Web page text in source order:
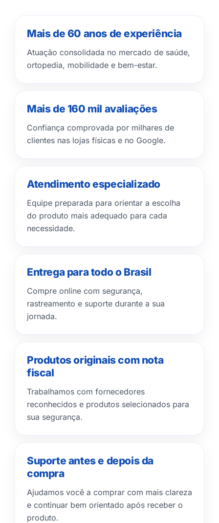
Mais de 60 anos de experiência
Atuação consolidada no mercado de saúde,
ortopedia, mobilidade e bem-estar.
Mais de 160 mil avaliações
Confiança comprovada por milhares de
clientes nas lojas físicas e no Google.
Atendimento especializado
Equipe preparada para orientar a escolha
do produto mais adequado para cada
necessidade.
Entrega para todo o Brasil
Compre online com segurança,
rastreamento e suporte durante a sua
jornada.
Produtos originais com nota
fiscal
Trabalhamos com fornecedores
reconhecidos e produtos selecionados para
sua segurança.
Suporte antes e depois da
compra
Ajudamos você a comprar com mais clareza
e continuar bem orientado após receber o
produto.